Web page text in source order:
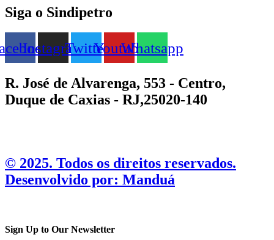
Siga o Sindipetro
InstagramTwitterYoutubeWhatsapp
R. José de Alvarenga, 553 - Centro,
Duque de Caxias - RJ,25020-140
©️ 2025. Todos os direitos reservados.
Desenvolvido por: Manduá
Sign Up to Our Newsletter